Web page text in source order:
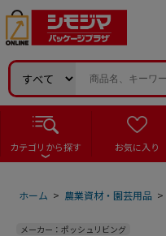
カテゴリから探す お気に入り
ホーム > 農業資材・園芸用品 >
メーカー：ポッシュリビング